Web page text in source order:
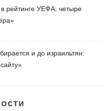
рейтинге УЕФА: четыре
и до израильтян: